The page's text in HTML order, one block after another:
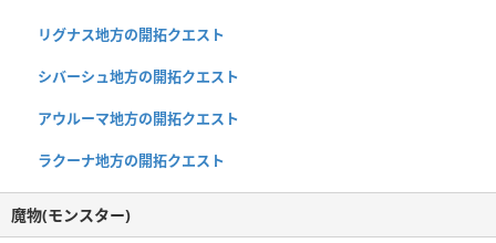
リグナス地方の開拓クエスト
シバーシュ地方の開拓クエスト
アウルーマ地方の開拓クエスト
ラクーナ地方の開拓クエスト
魔物(モンスター)